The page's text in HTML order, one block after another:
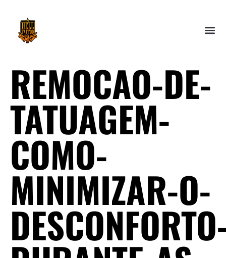
REMOCAO-DE-
TATUAGEM-
COMO-
MINIMIZAR-O-